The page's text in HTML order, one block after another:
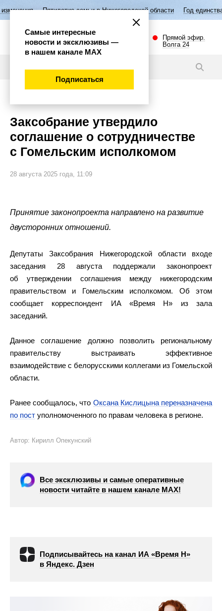
семьи в Нижегородской области Год единства народов
Прямой эфир.
Волга 24
Заксобрание утвердило
соглашение о сотрудничестве
с Гомельским исполкомом
28 августа 2025 года, 11:09
Принятие законопроекта направлено на развитие
двусторонних отношений.
Депутаты Заксобрания Нижегородской области входе
заседания 28 августа поддержали законопроект
об утверждении соглашения между нижегородским
правительством и Гомельским исполкомом. Об этом
сообщает корреспондент ИА «Время Н» из зала
заседаний.
Данное соглашение должно позволить региональному
правительству выстраивать эффективное
взаимодействие с белорусскими коллегами из Гомельской
области.
Ранее сообщалось, что Оксана Кислицына переназначена
по пост уполномоченного по правам человека в регионе.
Автор: Кирилл Опекунский
Все эксклюзивы и самые оперативные
новости читайте в нашем канале МАХ!
Подписывайтесь на канал ИА «Время Н»
в Яндекс. Дзен
Самые интересные
новости и эксклюзивы —
в нашем канале МАХ
Подписаться